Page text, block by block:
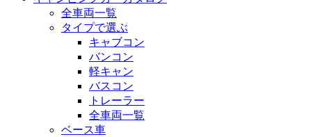
全車両一覧
タイプで選ぶ
キャブコン
バンコン
軽キャン
バスコン
トレーラー
全車両一覧
ベース車